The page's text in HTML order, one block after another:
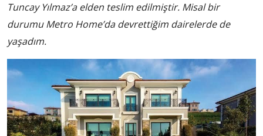
Tuncay Yılmaz’a elden teslim edilmiştir. Misal bir
durumu Metro Home’da devrettiğim dairelerde de
yaşadım.